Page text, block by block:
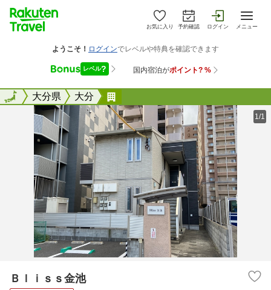
お気に入り 予約確認 ログイン メニュー
全国大分県 大分
全国
1/1
Ｂｌｉｓｓ金池